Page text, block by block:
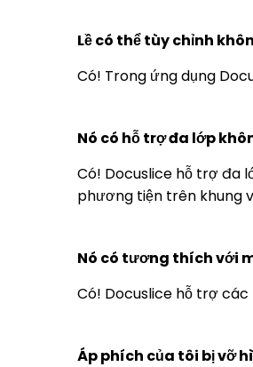
Lề có thể tùy chỉnh
Có! Trong ứng dụng
Nó có hỗ trợ đa lớp
Có! Docuslice hỗ trợ đa
phương tiện trên khung
Nó có tương thích với
Có! Docuslice hỗ trợ
Áp phích của tôi bị vỡ